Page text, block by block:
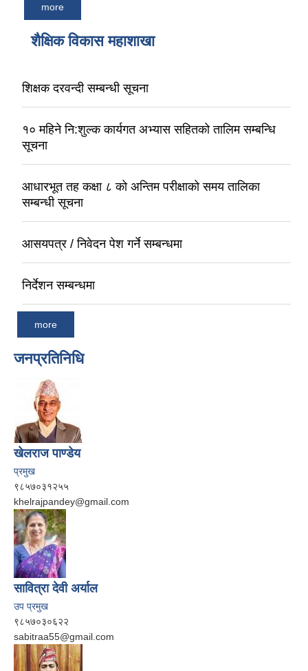
more
शैक्षिक विकास महाशाखा
शिक्षक दरवन्दी सम्बन्धी सूचना
१० महिने नि:शुल्क कार्यगत अभ्यास सहितको तालिम सम्बन्धि
सूचना
आधारभूत तह कक्षा ८ को अन्तिम परीक्षाको समय तालिका
सम्बन्धी सूचना
आसयपत्र / निवेदन पेश गर्ने सम्बन्धमा
निर्देशन सम्बन्धमा
more
जनप्रतिनिधि
खेलराज पाण्‍डेय
प्रमुख
९८५७०३१२५५
khelrajpandey@gmail.com
सावित्रा देवी अर्याल
उप प्रमुख
९८५७०३०६२२
sabitraa55@gmail.com